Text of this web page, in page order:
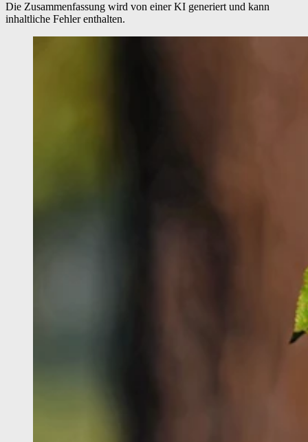
Die Zusammenfassung wird von einer KI generiert und kann
inhaltliche Fehler enthalten.